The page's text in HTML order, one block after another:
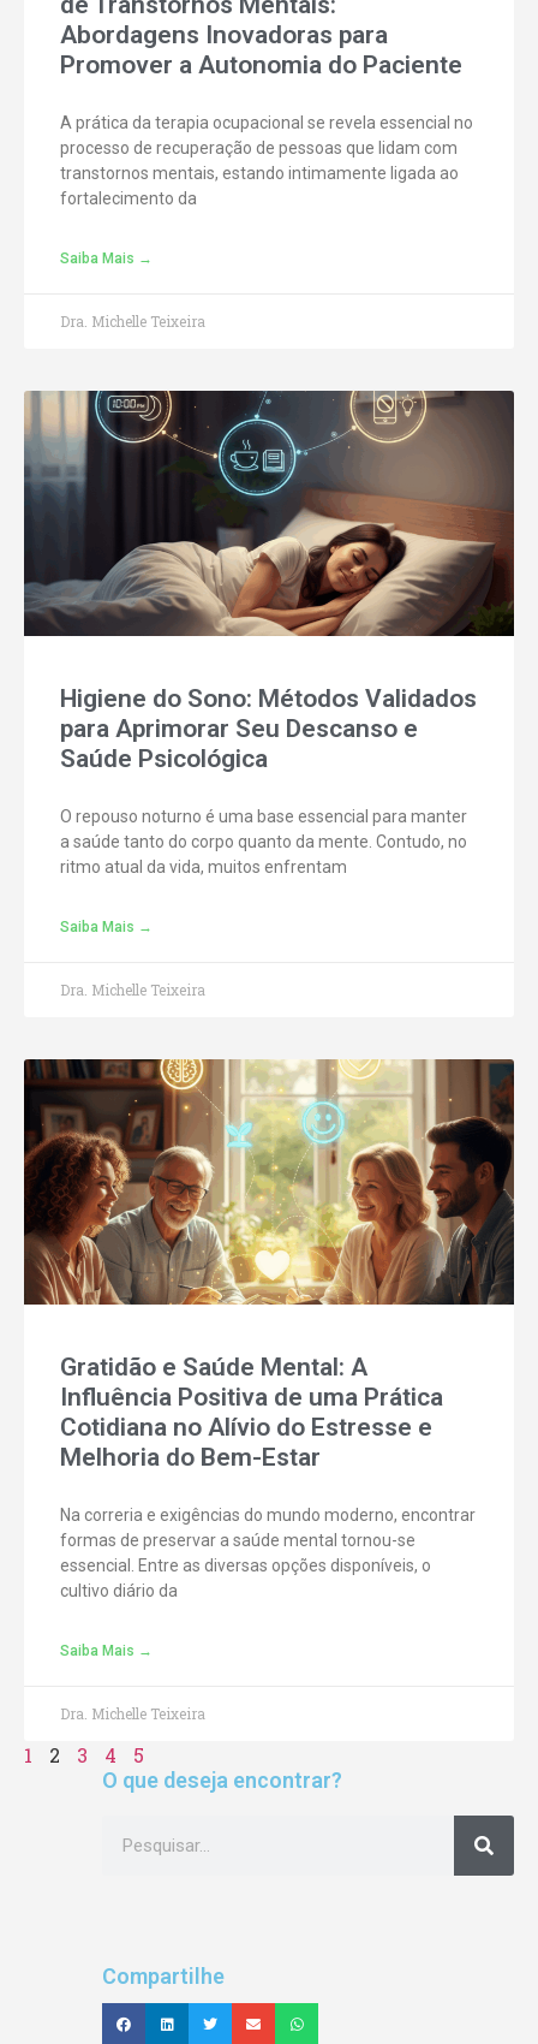
Abordagens Inovadoras para
Promover a Autonomia do Paciente
A prática da terapia ocupacional se revela essencial no
processo de recuperação de pessoas que lidam com
transtornos mentais, estando intimamente ligada ao
fortalecimento da
Saiba Mais →
Dra. Michelle Teixeira
Higiene do Sono: Métodos Validados
para Aprimorar Seu Descanso e
Saúde Psicológica
O repouso noturno é uma base essencial para manter
a saúde tanto do corpo quanto da mente. Contudo, no
ritmo atual da vida, muitos enfrentam
Saiba Mais →
Dra. Michelle Teixeira
Gratidão e Saúde Mental: A
Influência Positiva de uma Prática
Cotidiana no Alívio do Estresse e
Melhoria do Bem-Estar
Na correria e exigências do mundo moderno, encontrar
formas de preservar a saúde mental tornou-se
essencial. Entre as diversas opções disponíveis, o
cultivo diário da
Saiba Mais →
Dra. Michelle Teixeira
1 2 3 4
5
O que deseja encontrar?
Compartilhe